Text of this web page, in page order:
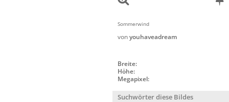
Sommerwind
vonyouhaveadream
Breite:
Höhe:
Megapixel:
Suchwörter diese Bildes